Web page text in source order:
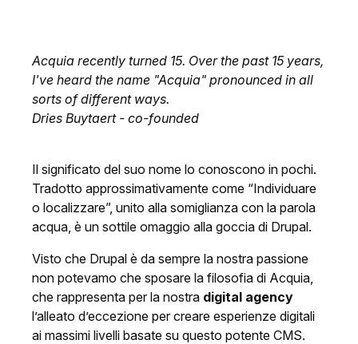
Acquia recently turned 15. Over the past 15 years,
I've heard the name "Acquia" pronounced in all
sorts of different ways.
Dries Buytaert - co-founded
Il significato del suo nome lo conoscono in pochi.
Tradotto approssimativamente come “Individuare
o localizzare”, unito alla somiglianza con la parola
acqua, è un sottile omaggio alla goccia di Drupal.
Visto che Drupal è da sempre la nostra passione
non potevamo che sposare la filosofia di Acquia,
che rappresenta per la nostra digital agency
l’alleato d’eccezione per creare esperienze digitali
ai massimi livelli basate su questo potente CMS.